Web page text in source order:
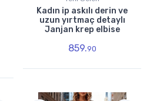
Kadın ip askılı derin ve
uzun yırtmaç detaylı
Janjan krep elbise
859.90